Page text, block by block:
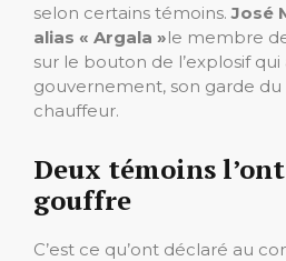
selon certains témoins.José
alias « Argala »le membre
sur le bouton de l’explosif
gouvernement, son garde du
chauffeur.
Deux témoins
gouffre
C’est ce qu’ont déclaré au